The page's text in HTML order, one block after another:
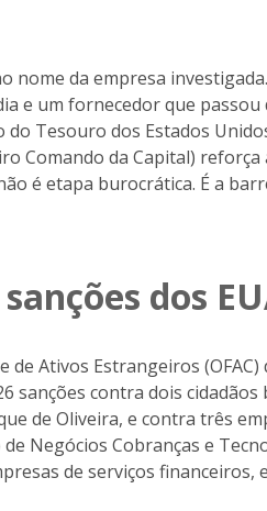
nome da empresa
e um fornecedor que passou
Tesouro dos Estados
Comando da Capital) reforça
é etapa burocrática. É a
dos
Ativos Estrangeiros
sanções contra dois
de Oliveira, e contra três
Negócios Cobranças e
de serviços financeiros,